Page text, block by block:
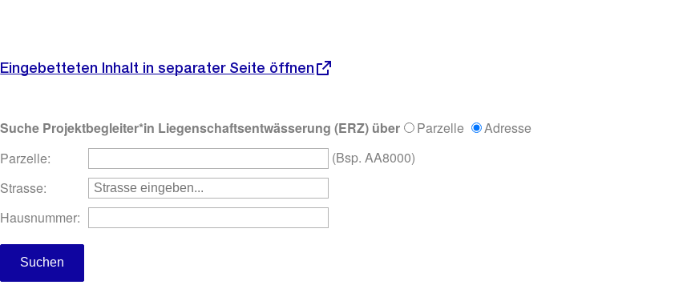
Eingebetteten Inhalt in separater Seite öffnen